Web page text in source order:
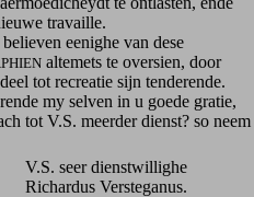
travaille.
eenighe van dese
altemets te oversien, door
tot recreatie sijn tenderende.
my selven in u goede gratie,
tot V.S. meerder dienst? so neem
V.S. seer dienstwillighe
Richardus Versteganus.